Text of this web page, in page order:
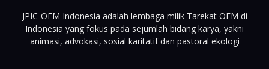
JPIC-OFM Indonesia adalah lembaga milik Tarekat OFM di
Indonesia yang fokus pada sejumlah bidang karya, yakni
animasi, advokasi, sosial karitatif dan pastoral ekologi